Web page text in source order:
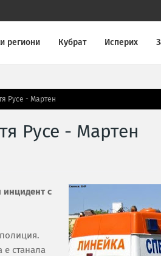
региони Кубрат Исперих
Русе - Мартен
Русе - Мартен
инцидент с
е станала